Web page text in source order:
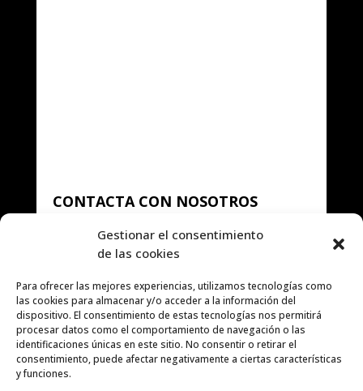
Gestionar el consentimiento
de las cookies
Para ofrecer las mejores experiencias, utilizamos tecnologías como
las cookies para almacenar y/o acceder a la información del
dispositivo. El consentimiento de estas tecnologías nos permitirá
procesar datos como el comportamiento de navegación o las
identificaciones únicas en este sitio. No consentir o retirar el
consentimiento, puede afectar negativamente a ciertas características
y funciones.
CONTACTA CON NOSOTROS
667 999 555
 info@inmobiliariamolet.com
SÍGUENOS